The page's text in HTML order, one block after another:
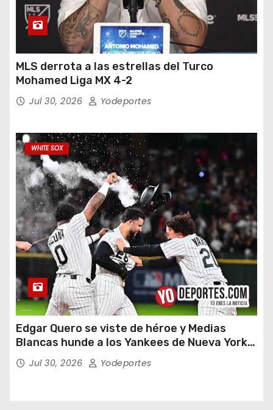
MLS derrota a las estrellas del Turco
Mohamed Liga MX 4-2
Jul 30, 2026 Yodeportes
WHITE SOX
Edgar Quero se viste de héroe y Medias
Blancas hunde a los Yankees de Nueva York
en doce entradas
Jul 30, 2026 Yodeportes